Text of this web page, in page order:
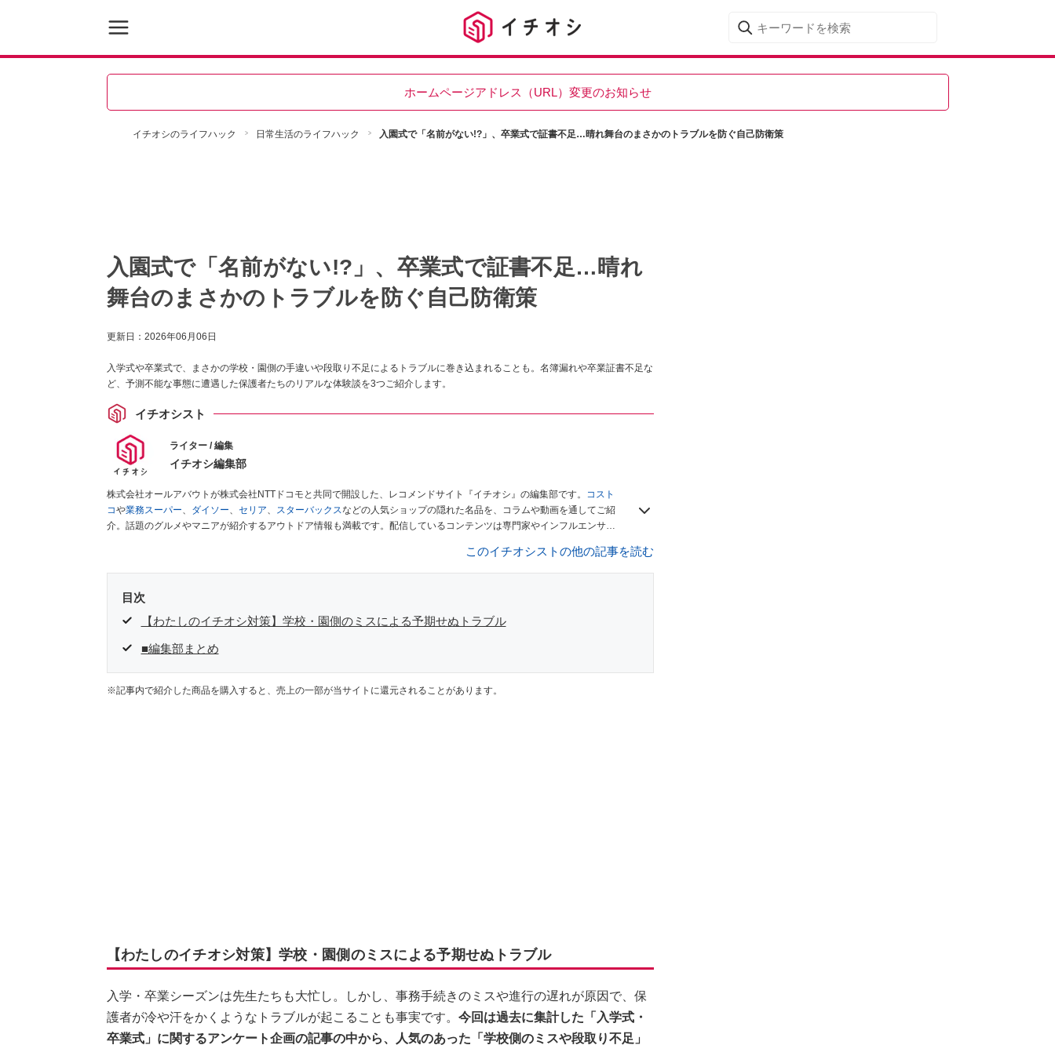
ホームページアドレス（URL）変更のお知らせ
イチオシのライフハック 日常生活のライフハック 入園式で「名前がない!?」、卒業式で証書不足…晴れ舞台のまさかのトラブルを防ぐ自己防衛策
入園式で「名前がない!?」、卒業式で証書不足…晴れ
舞台のまさかのトラブルを防ぐ自己防衛策
更新日： 2026年06月06日
入学式や卒業式で、まさかの学校・園側の手違いや段取り不足によるトラブルに巻き込まれることも。名簿漏れや卒業証書不足な
ど、予測不能な事態に遭遇した保護者たちのリアルな体験談を3つご紹介します。
イチオシスト
ライター / 編集
イチオシ編集部
株式会社オールアバウトが株式会社NTTドコモと共同で開設した、レコメンドサイト『イチオシ』の編集部です。
コスト
コや業務スーパー、 ダイソー、 セリア、 スターバックスなどの人気ショップの隠れた名品を、コラムや動画を通してご紹
介。話題のグルメやマニアが紹介するアウトドア情報も満載です。配信しているコンテンツは専門家やインフルエンサー
このイチオシストの他の記事を読む
目次
【わたしのイチオシ対策】学校・園側のミスによる予期せぬトラブル
■編集部まとめ
※記事内で紹介した商品を購入すると、売上の一部が当サイトに還元されることがあります。
【わたしのイチオシ対策】学校・園側のミスによる予期せぬトラブル
入学・卒業シーズンは先生たちも大忙し。しかし、事務手続きのミスや進行の遅れが原因で、保
護者が冷や汗をかくようなトラブルが起こることも事実です。 今回は過去に集計した「入学式・
卒業式」に関するアンケート企画の記事の中から、人気のあった「学校側のミスや段取り不足」